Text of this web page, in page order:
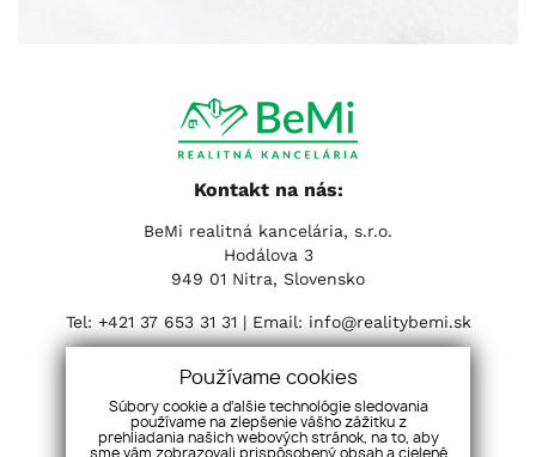
Používame cookies
Súbory cookie a ďalšie technológie sledovania
používame na zlepšenie vášho zážitku z
prehliadania našich webových stránok, na to, aby
sme vám zobrazovali prispôsobený obsah a cielené
Kontakt na nás:
BeMi realitná kancelária, s.r.o.
Hodálova 3
949 01 Nitra, Slovensko
Tel: +421 37 653 31 31 | Email: info@realitybemi.sk
Sociálne siete: